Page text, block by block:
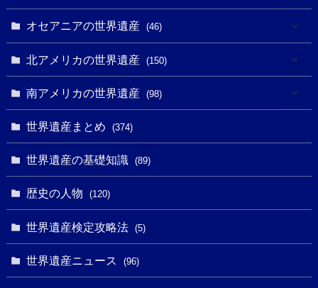
(10)
(10)
(5)
(3)
(1)
(43)
(4)
(8)
(1)
(32)
(13)
(2)
オセアニアの世界遺産 (46)
(25)
(6)
(1)
北アメリカの世界遺産 (150)
(31)
(27)
(10)
南アメリカの世界遺産 (98)
(4)
(9)
(3)
世界遺産まとめ (374)
世界遺産の基礎知識 (89)
歴史の人物 (120)
世界遺産検定攻略法 (5)
世界遺産ニュース (96)